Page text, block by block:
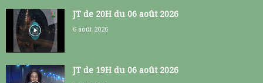
JT de 20H du 06 août 2026
6 août 2026
JT de 19H du 06 août 2026